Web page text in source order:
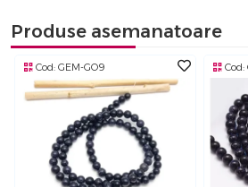
Produse asemanatoare
Cod: GEM-GO9 Cod: